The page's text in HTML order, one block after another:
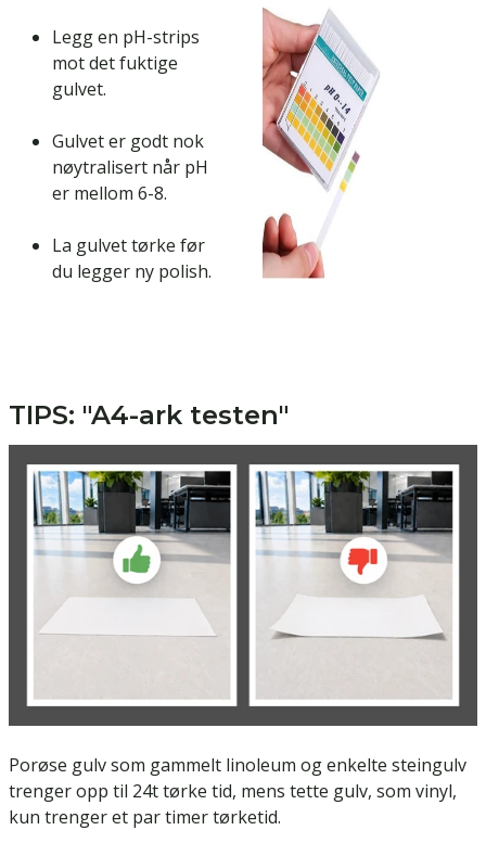
Legg en pH-strips
mot det fuktige
gulvet.
Gulvet er godt nok
nøytralisert når pH
er mellom 6-8.
La gulvet tørke før
du legger ny polish.
TIPS: "A4-ark testen"
Porøse gulv som gammelt linoleum og enkelte steingulv
trenger opp til 24t tørke tid, mens tette gulv, som vinyl,
kun trenger et par timer tørketid.